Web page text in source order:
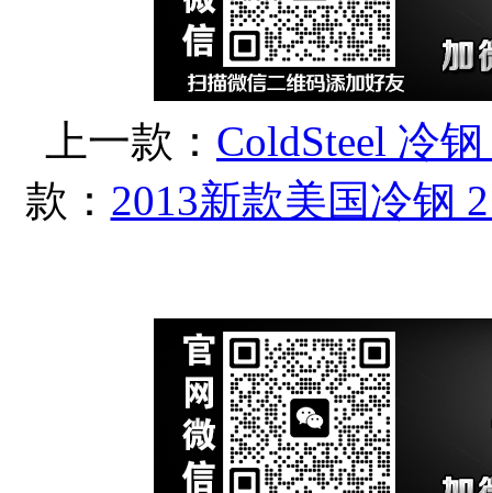
上一款： ColdSteel 冷
款： 2013新款美国冷钢